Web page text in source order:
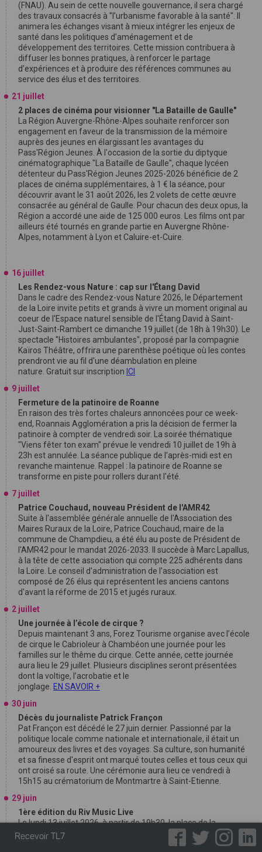
(FNAU). Au sein de cette nouvelle gouvernance, il sera chargé
des travaux consacrés à "l’urbanisme favorable à la santé". Il
animera les échanges visant à mieux intégrer les enjeux de
santé dans les politiques d’aménagement et de
développement des territoires. Cette mission contribuera à
diffuser les bonnes pratiques, à renforcer le partage
d’expériences et à produire des références communes au
service des élus et des territoires.
21 juillet
2 places de cinéma pour visionner "La Bataille de Gaulle"
La Région Auvergne-Rhône-Alpes souhaite renforcer son
engagement en faveur de la transmission de la mémoire
auprès des jeunes en élargissant les avantages du
Pass'Région Jeunes. À l'occasion de la sortie du diptyque
cinématographique "La Bataille de Gaulle", chaque lycéen
détenteur du Pass'Région Jeunes 2025-2026 bénéficie de 2
places de cinéma supplémentaires, à 1 € la séance, pour
découvrir avant le 31 août 2026, les 2 volets de cette œuvre
consacrée au général de Gaulle. Pour chacun des deux opus, la
Région a accordé une aide de 125 000 euros. Les films ont par
ailleurs été tournés en grande partie en Auvergne Rhône-
Alpes, notamment à Lyon et Caluire-et-Cuire.
16 juillet
Les Rendez-vous Nature : cap sur l'Étang David
Dans le cadre des Rendez-vous Nature 2026, le Département
de la Loire invite petits et grands à vivre un moment original au
coeur de l'Espace naturel sensible de l'Étang David à Saint-
Just-Saint-Rambert ce dimanche 19 juillet (de 18h à 19h30). Le
spectacle "Histoires ambulantes", proposé par la compagnie
Kaïros Théâtre, offrira une parenthèse poétique où les contes
prendront vie au fil d'une déambulation en pleine
nature. Gratuit sur inscription ICI
9 juillet
Fermeture de la patinoire de Roanne
En raison des très fortes chaleurs annoncées pour ce week-
end, Roannais Agglomération a pris la décision de fermer la
patinoire à compter de vendredi soir. La soirée thématique
"Viens fêter ton exam" prévue le vendredi 10 juillet de 19h à
23h est annulée. La séance publique de l’après-midi est en
revanche maintenue. Rappel : la patinoire de Roanne se
transforme en piste pour rollers durant l'été.
7 juillet
Patrice Couchaud, nouveau Président de l'AMR42
Suite à l'assemblée générale annuelle de l'Association des
Maires Ruraux de la Loire, Patrice Couchaud, maire de la
commune de Champdieu, a été élu au poste de Président de
l'AMR42 pour le mandat 2026-2033. Il succède à Marc Lapallus,
à la tête de cette association qui compte 225 adhérents dans
la Loire. Le conseil d'administration de l'association est
composé de 26 élus qui représentent les anciens cantons
d'avant la réforme de 2015 et jugés ruraux.
2 juillet
Une journée à l’école de cirque ?
Depuis maintenant 3 ans, Forez Tourisme organise avec l’école
de cirque le Cabrioleur à Chambéon une journée pour les
familles sur le thême du cirque. Cette année, cette journée
aura lieu le 29 juillet. Plusieurs disciplines seront présentées
dont la voltige, l’acrobatie et le
jonglage. EN SAVOIR +
30 juin
Décès du journaliste Patrick Françon
Pat Françon est décédé le 27 juin dernier. Passionné par la
politique locale comme nationale et internationale, il était un
amoureux des livres et des voyages. Sa culture, son humanité
et sa finesse d'esprit ont marqué toutes celles et tous ceux qui
ont croisé sa route. Une cérémonie aura lieu ce vendredi à
15h15 au crématorium de Montmartre à Saint-Etienne.
29 juin
1ère édition du Riv Music Live
Le lundi 13 juillet 2026, à partir de 19h30, la place de la
Libération à Rive-de-Gier accueillera la 1ère édition de Riv
Music Live, le nouveau rendez-vous musical estival de la Ville
Recevoir TL7